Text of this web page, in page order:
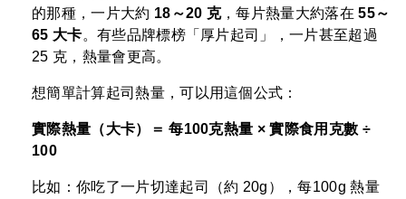
的那種，一片大約 18～20 克，每片熱量大約落在55～
65 大卡。有些品牌標榜「厚片起司」，一片甚至超過
25 克，熱量會更高。
想簡單計算起司熱量，可以用這個公式：
實際熱量（大卡）＝ 每100克熱量 × 實際食用克數 ÷
100
比如：你吃了一片切達起司（約 20g），每100g 熱量